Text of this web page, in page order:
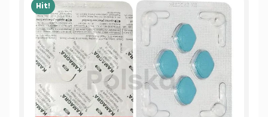
Hit!